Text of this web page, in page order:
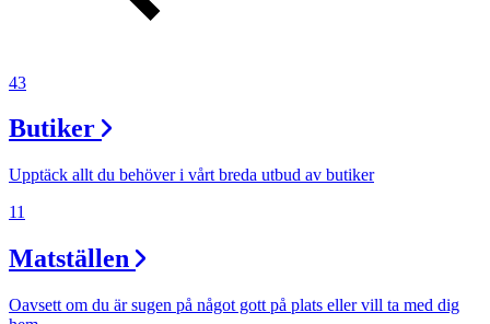
43
Butiker
Upptäck allt du behöver i vårt breda utbud av butiker
11
Matställen
Oavsett om du är sugen på något gott på plats eller vill ta med dig